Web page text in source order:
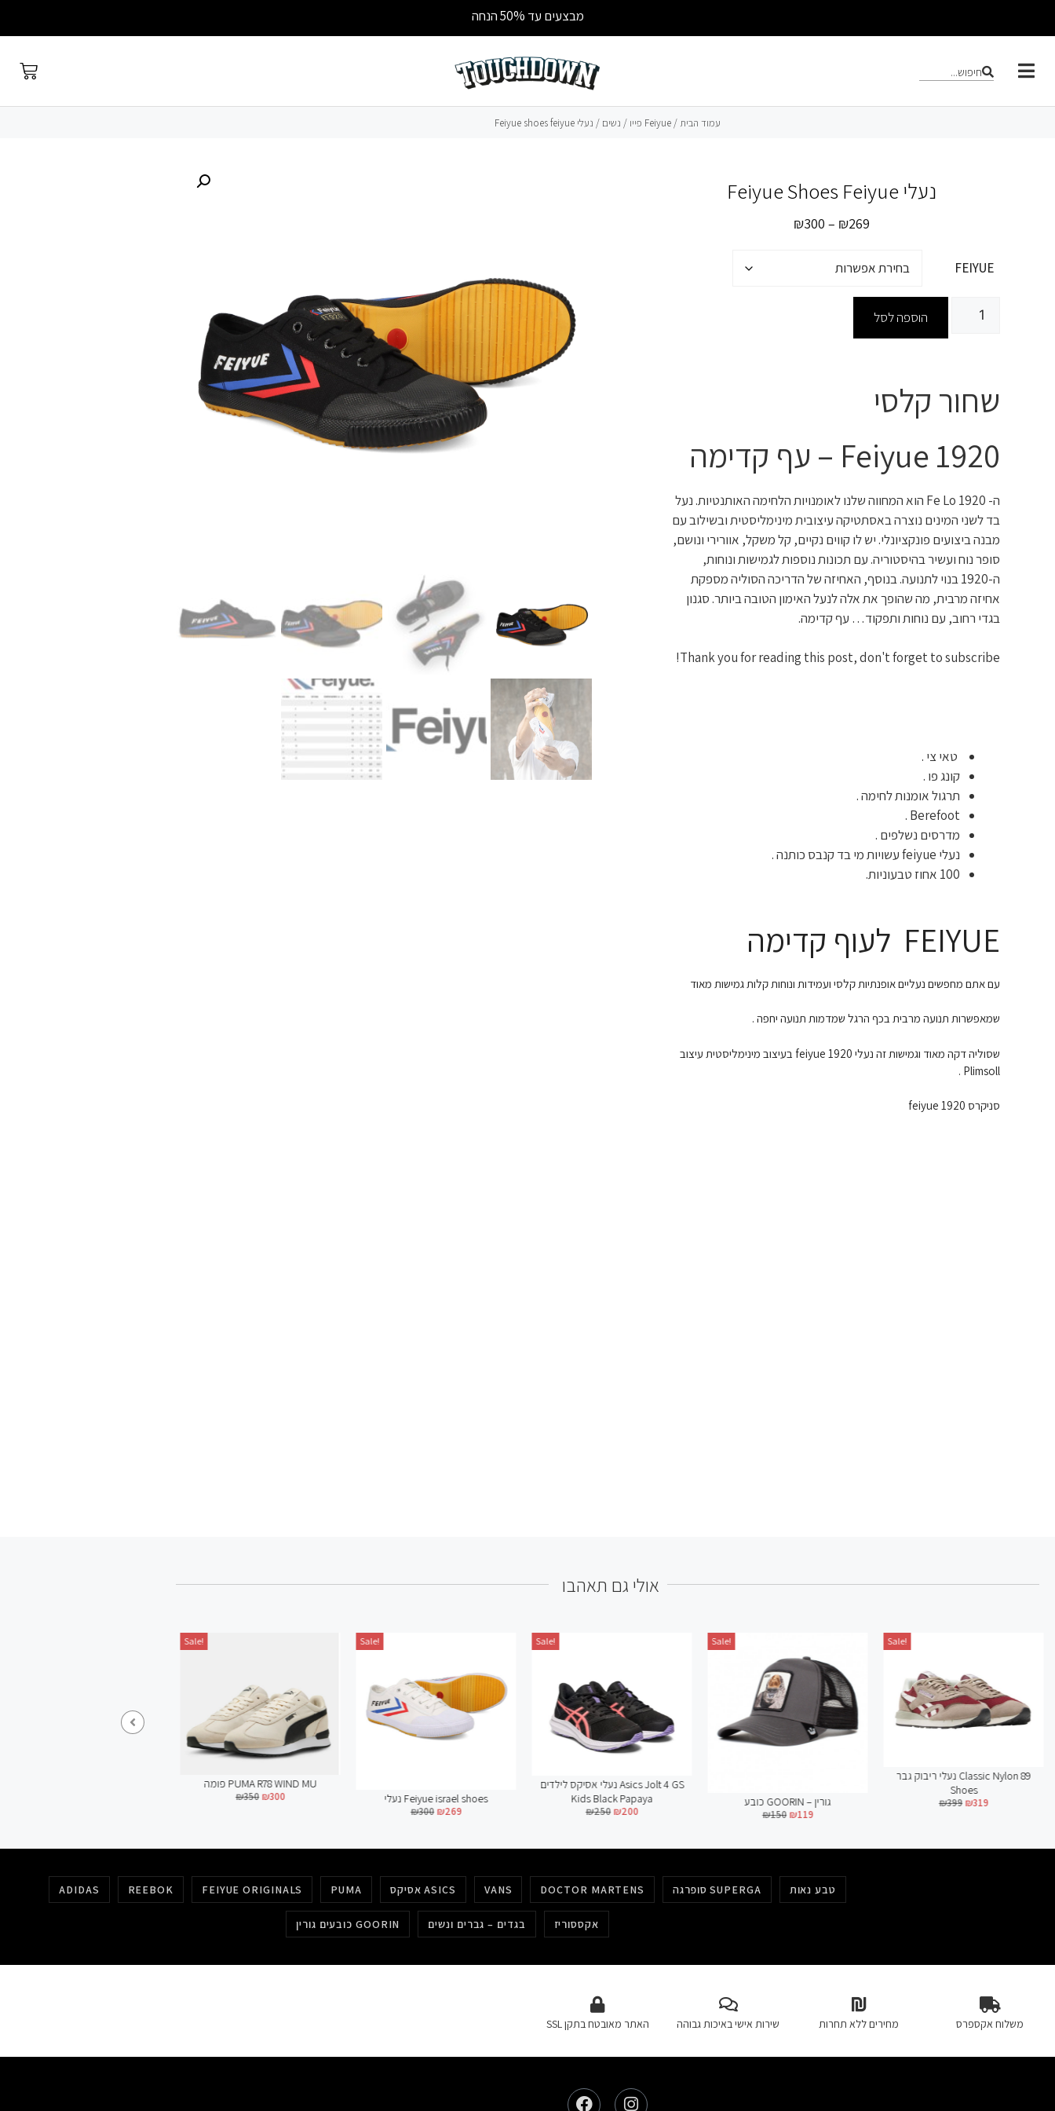
מבצעים עד 50% הנחה
חיפוש...
עמוד הבית / Feiyue פייו / נשים / נעלי Feiyue shoes feiyue
נעלי Feiyue Shoes Feiyue
₪269
–
₪300
FEIYUE
הוספה לסל
שחור קלסי
1920 Feiyue – עף קדימה
ה- Fe Lo 1920 הוא המחווה שלנו לאומנויות הלחימה האותנטיות. נעל
בד לשני המינים נוצרה באסתטיקה עיצובית מינימליסטית ובשילוב עם
מבנה ביצועים פונקציונלי. יש לו קווים נקיים, קל משקל, אוורירי ונושם,
סופר נוח ועשיר בהיסטוריה. עם תכונות נוספות לגמישות ונוחות,
ה-1920 בנוי לתנועה. בנוסף, האחיזה של הדריכה הסוליה מספקת
אחיזה מרבית, מה שהופך את אלה לנעל האימון הטובה ביותר. סגנון
בגדי רחוב, עם נוחות ותפקוד… עף קדימה.
Thank you for reading this post, don't forget to subscribe!
טאי צי .
קונג פו .
תרגול אומנות לחימה .
Berefoot .
מדרסים נשלפים .
נעלי feiyue עשויות מי בד קנבס כותנה .
100 אחוז טבעוניות.
FEIYUE לעוף קדימה
עם אתם מחפשים נעליים אופנתיות קלסי ועמידות ונוחות קלות גמישות מאוד
שמאפשרות תנועה מרבית בכף הרגל שמדמות תנועה יחפה .
שסוליה דקה מאוד וגמישות זה נעלי feiyue 1920 בעיצוב מינימליסטית עיצוב
Plimsoll .
סניקרס 1920 feiyue
אולי גם תאהבו
Sale!
פומה PUMA R78 WIND MU
₪350₪300
Sale!
נעלי Feiyue israel shoes
₪300₪269
Sale!
נעלי אסיקס לילדים Asics Jolt 4 GS
Kids Black Papaya
₪250₪200
Sale!
כובע GOORIN – גורין
₪150₪119
Sale!
נעלי ריבוק גבר Classic Nylon 89
Shoes
₪399₪319
ADIDAS REEBOK FEIYUE ORIGINALS PUMA אסיקס ASICS VANS DOCTOR MARTENS סופרגה SUPERGA טבע נאות
כובעים גורין GOORIN בגדים – גברים ונשים אקססוריז
משלוח אקספרס מחירים ללא תחרות שירות אישי באיכות גבוהה האתר מאובטח בתקן SSL